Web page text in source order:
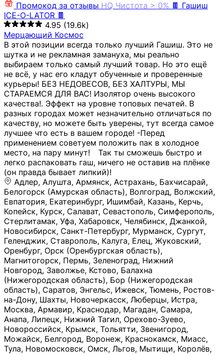
Промокод за отзывы HQ Чистота > 0% 🍫 Гашиш
ICE-O-LATOR 🍫
4.95 (19.6k)
Мерцающий Космос
В этой позиции всегда только лучший Гашиш. Это не
шутка и не рекламная замануха, мы реально
выбираем только самый лучший товар. Но это ещё
не всё, у нас его кладут обученные и проверенные
курьеры! БЕЗ НЕДОВЕСОВ, БЕЗ ХАЛТУРЫ, МЫ
СТАРАЕМСЯ ДЛЯ ВАС! Изолятор очень высокого
качества!. Эффект на уровне топовых печатей. В
разных городах может незначительно отличаться по
качеству, но можете быть уверены, тут всегда самое
лучшее что есть в вашем городе! -Перед
применением советуем положить пак в холодное
место, на пару минут!⠀ Так ты сможешь быстро и
легко распаковать гаш, ничего не оставив на плёнке
(он правда бывает липкий)!
Адлер, Алушта, Армянск, Астрахань, Бахчисарай,
Белогорск (Амурская область), Волгоград, Волжский,
Евпатория, Екатеринбург, Ишимбай, Казань, Керчь,
Копейск, Курск, Салават, Севастополь, Симферополь,
Стерлитамак, Уфа, Хабаровск, Челябинск, Джанкой,
Новосибирск, Санкт-Петербург, Мурманск, Сургут,
Геленджик, Ставрополь, Калуга, Елец, Жуковский,
Оренбург, Орск (Оренбургская область),
Магнитогорск, Пермь, Зеленоград, Нижний
Новгород, Заволжье, Кстово, Балахна
(Нижегородская область), Бор (Нижегородская
область), Саратов, Энгельс, Ижевск, Тюмень, Ростов-
на-Дону, Шахты, Новочеркасск, Люберцы, Истра,
Москва, Армавир, Краснодар, Магадан, Самара,
Анапа, Липецк, Нижний Тагил, Орехово-Зуево,
Новороссийск, Крымск, Тольятти, Звенигород,
Можайск, Белгород, Воронеж, Краснокамск, Миасс,
Тула, Новомосковск, Омск, Льгов, Мытищи, Королёв,